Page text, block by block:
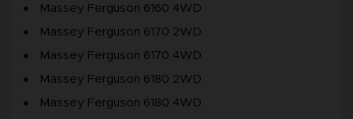
Massey Ferguson 6160 4WD
Massey Ferguson 6170 2WD
Massey Ferguson 6170 4WD
Massey Ferguson 6180 2WD
Massey Ferguson 6180 4WD